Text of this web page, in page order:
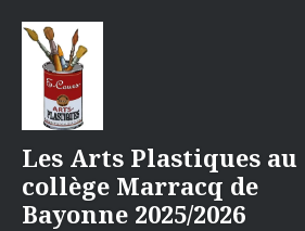
contenu
Les Arts Plastiques au
collège Marracq de
Bayonne 2025/2026